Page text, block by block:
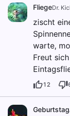
FliegeDr.
zischt
warte,
Freut
12
Geburtstag